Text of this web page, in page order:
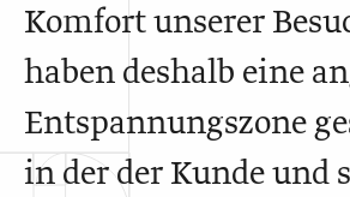
Komfort unserer
haben deshalb eine
Entspannungszone
in der der Kunde und